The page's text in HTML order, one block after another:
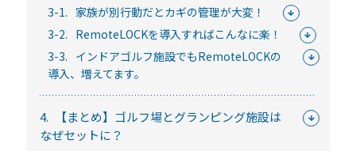
3-1. 家族が別行動だとカギの管理が大変！
3-2. RemoteLOCKを導入すればこんなに楽！
3-3. インドアゴルフ施設でもRemoteLOCKの
導入、増えてます。
4.
【まとめ】ゴルフ場とグランピング施設は
なぜセットに？